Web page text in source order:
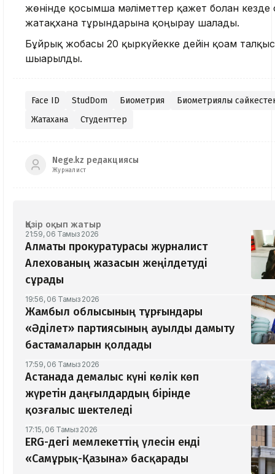
жөнінде қосымша мәліметтер қажет болған кезде
жатақхана тұрғындарына қоңырау шалады.
Бұйрық жобасы 20 қыркүйекке дейін қоғам
шығарылды.
Face ID StudDom Биометрия
Биометриялық
Жатақхана
Студенттер
Nege.kz редакциясы
Журналист
Қазір оқып жатыр
21:59, 06 Тамыз 2026
Алматы прокуратурасы журналист
Алехованың жазасын жеңілдетуді
сұрады
19:56, 06 Тамыз 2026
Жамбыл облысының тұрғындары
«Әділет» партиясының ауылды дамыту
бастамаларын қолдады
17:59, 06 Тамыз 2026
Астанада демалыс күні көлік көп
жүретін даңғылдардың бірінде
қозғалыс шектеледі
17:15, 06 Тамыз 2026
ERG-дегі мемлекеттің үлесін енді
«Самұрық-Қазына» басқарады